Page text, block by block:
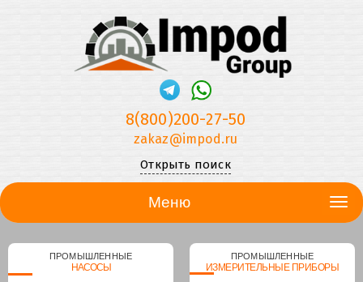
8(800)200-27-50
zakaz@impod.ru
Открыть поиск
Меню
ПРОМЫШЛЕННЫЕ
НАСОСЫ
ПРОМЫШЛЕННЫЕ
ИЗМЕРИТЕЛЬНЫЕ ПРИБОРЫ